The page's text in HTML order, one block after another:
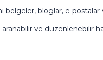
belgeler, bloglar, e-postalar
ve düzenlenebilir